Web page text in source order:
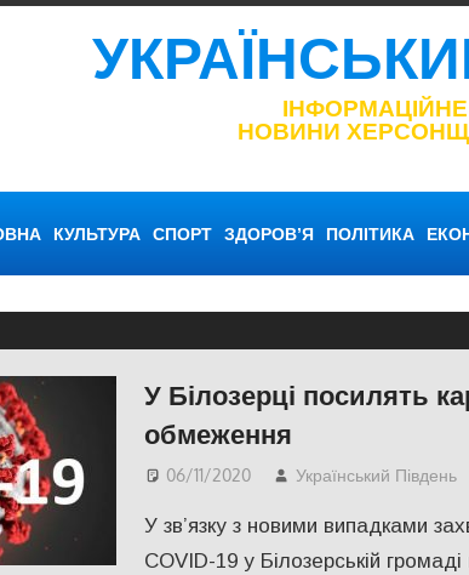
НОВИНИ
КУЛЬТУРА СПОРТ ЗДОРОВ’Я ПОЛІТИКА
У Білозерці посилять
обмеження
06/11/2020 Український Південь
У зв’язку з новими випадками
COVID-19 у Білозерській